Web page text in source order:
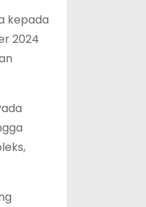
kepada
2024